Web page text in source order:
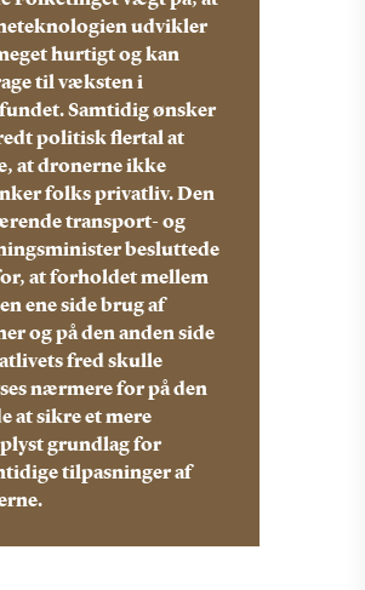
udvikler
hurtigt og kan
til væksten i
Samtidig ønsker
politisk flertal at
at dronerne ikke
folks privatliv. Den
transport- og
besluttede
at forholdet mellem
ene side brug af
og på den anden side
fred skulle
nærmere for på den
at sikre et mere
grundlag for
tilpasninger af